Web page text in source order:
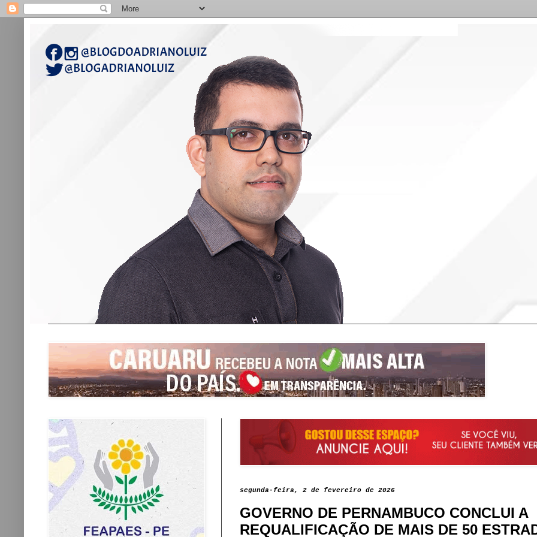
segunda-feira, 2 de fevereiro de 2026
GOVERNO DE PERNAMBUCO CONCLUI A
REQUALIFICAÇÃO DE MAIS DE 50